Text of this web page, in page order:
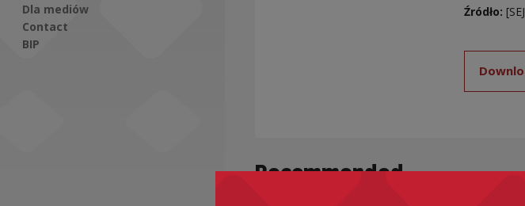
Dla mediów
Contact
BIP
Źródło:
Recommended